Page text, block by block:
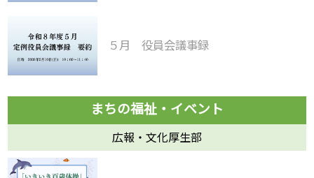
５月 役員会議事録
広報・文化厚生部